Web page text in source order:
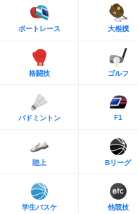
ボートレース 大相撲
格闘技 ゴルフ
バドミントン F1
陸上 Bリーグ
学生バスケ 他競技